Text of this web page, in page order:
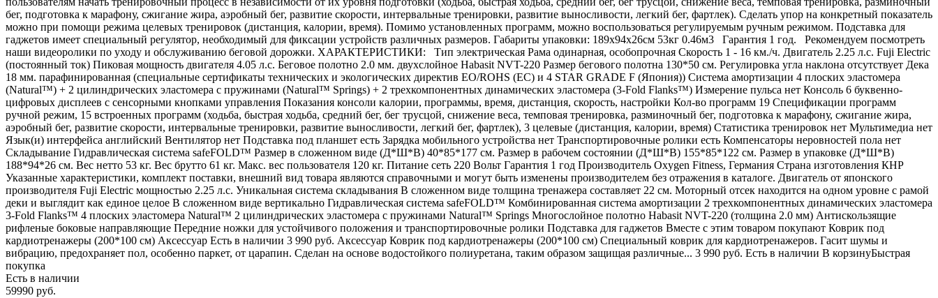
бег, подготовка к марафону, сжигание жира, аэробный бег, развитие скорости, интервальные тренировки, развитие выносливости, легкий бег, фартлек). Сделать упор на конкретный показатель
можно при помощи режима целевых тренировок (дистанция, калории, время). Помимо установленных программ, можно воспользоваться регулируемым ручным режимом. Подставка для
гаджетов имеет специальный регулятор, необходимый для фиксации устройств различных размеров. Габариты упаковки: 189х94х26см 53кг 0.46м3 Гарантия 1 год. Рекомендуем посмотреть
наши видеоролики по уходу и обслуживанию беговой дорожки. ХАРАКТЕРИСТИКИ: Тип электрическая Рама одинарная, особопрочная Скорость 1 - 16 км./ч. Двигатель 2.25 л.с. Fuji Electric
(постоянный ток) Пиковая мощность двигателя 4.05 л.с. Беговое полотно 2.0 мм. двухслойное Habasit NVT-220 Размер бегового полотна 130*50 см. Регулировка угла наклона отсутствует Дека
18 мм. парафинированная (специальные сертификаты технических и экологических директив EO/ROHS (ЕС) и 4 STAR GRADE F (Япония)) Система амортизации 4 плоских эластомера
(Natural™) + 2 цилиндрических эластомера с пружинами (Natural™ Springs) + 2 трехкомпонентных динамических эластомера (3-Fold Flanks™) Измерение пульса нет Консоль 6 буквенно-
цифровых дисплеев с сенсорными кнопками управления Показания консоли калории, программы, время, дистанция, скорость, настройки Кол-во программ 19 Спецификации программ
ручной режим, 15 встроенных программ (ходьба, быстрая ходьба, средний бег, бег трусцой, снижение веса, темповая тренировка, разминочный бег, подготовка к марафону, сжигание жира,
аэробный бег, развитие скорости, интервальные тренировки, развитие выносливости, легкий бег, фартлек), 3 целевые (дистанция, калории, время) Статистика тренировок нет Мультимедиа нет
Язык(и) интерфейса английский Вентилятор нет Подставка под планшет есть Зарядка мобильного устройства нет Транспортировочные ролики есть Компенсаторы неровностей пола нет
Складывание Гидравлическая система safeFOLD™ Размер в сложенном виде (Д*Ш*В) 40*85*177 см. Размер в рабочем состоянии (Д*Ш*В) 155*85*122 см. Размер в упаковке (Д*Ш*В)
188*94*26 см. Вес нетто 53 кг. Вес брутто 61 кг. Макс. вес пользователя 120 кг. Питание сеть 220 Вольт Гарантия 1 год Производитель Oxygen Fitness, Германия Страна изготовления КНР
Указанные характеристики, комплект поставки, внешний вид товара являются справочными и могут быть изменены производителем без отражения в каталоге. Двигатель от японского
производителя Fuji Electric мощностью 2.25 л.с. Уникальная система складывания В сложенном виде толщина тренажера составляет 22 см. Моторный отсек находится на одном уровне с рамой
деки и выглядит как единое целое В сложенном виде вертикально Гидравлическая система safeFOLD™ Комбинированная система амортизации 2 трехкомпонентных динамических эластомера
3-Fold Flanks™ 4 плоских эластомера Natural™ 2 цилиндрических эластомера с пружинами Natural™ Springs Многослойное полотно Habasit NVT-220 (толщина 2.0 мм) Антискользящие
рифленые боковые направляющие Передние ножки для устойчивого положения и транспортировочные ролики Подставка для гаджетов Вместе с этим товаром покупают Коврик под
кардиотренажеры (200*100 см) Аксессуар Есть в наличии 3 990 руб. Аксессуар Коврик под кардиотренажеры (200*100 см) Специальный коврик для кардиотренажеров. Гасит шумы и
вибрацию, предохраняет пол, особенно паркет, от царапин. Сделан на основе водостойкого полиуретана, таким образом защищая различные... 3 990 руб. Есть в наличии В корзинуБыстрая
покупка
Есть в наличии
59990 руб.